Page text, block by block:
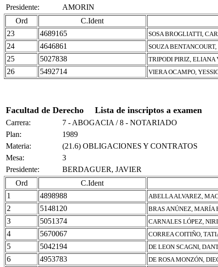
Presidente:
AMORIN
Ord
C.Ident
23
4689165 SOSA BROGLIATTI,
24 4646861 SOUZA
25 5027838 TRIPODI PIRIZ, ELIANA
26 5492714 VIERA OCAMPO,
Facultad de Derecho Lista de inscriptos a examen
Carrera:
7 - ABOGACIA / 8 - NOTARIADO
Plan:
1989
Materia:
(21.6) OBLIGACIONES Y CONTRATOS
Mesa:
3
Presidente:
BERDAGUER, JAVIER
Ord
C.Ident
1
4898988 ABELLA ALVAREZ,
2 5148120 BRAS ANÚNEZ, MARÍA
3 5051374 CARNALES LÓPEZ,
4 5670067 CORREA COITIÑO,
5 5042194 DE LEON SCAGNI,
6 4953783 DE ROSA MONZÓN,